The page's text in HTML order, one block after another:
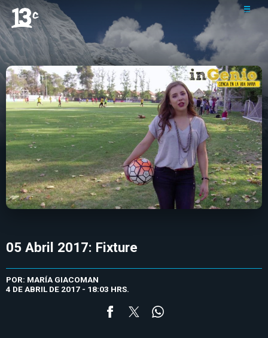
05 Abril 2017: Fixture
POR: MARÍA GIACOMAN
4 DE ABRIL DE 2017 - 18:03 HRS.